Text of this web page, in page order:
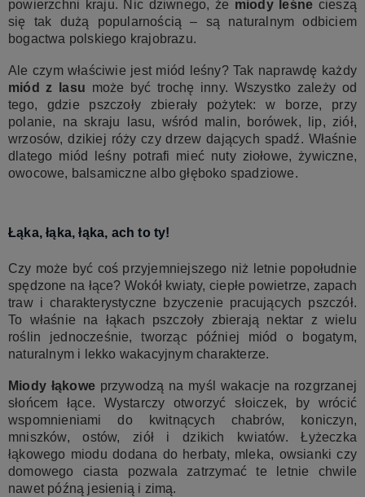
powierzchni kraju. Nic dziwnego, że miody leśne cieszą
się tak dużą popularnością – są naturalnym odbiciem
bogactwa polskiego krajobrazu.
Ale czym właściwie jest miód leśny? Tak naprawdę każdy
miód z lasu może być trochę inny. Wszystko zależy od
tego, gdzie pszczoły zbierały pożytek: w borze, przy
polanie, na skraju lasu, wśród malin, borówek, lip, ziół,
wrzosów, dzikiej róży czy drzew dających spadź. Właśnie
dlatego miód leśny potrafi mieć nuty ziołowe, żywiczne,
owocowe, balsamiczne albo głęboko spadziowe.
Łąka, łąka, łąka, ach to ty!
Czy może być coś przyjemniejszego niż letnie popołudnie
spędzone na łące? Wokół kwiaty, ciepłe powietrze, zapach
traw i charakterystyczne bzyczenie pracujących pszczół.
To właśnie na łąkach pszczoły zbierają nektar z wielu
roślin jednocześnie, tworząc później miód o bogatym,
naturalnym i lekko wakacyjnym charakterze.
Miody łąkoweprzywodzą na myśl wakacje na rozgrzanej
słońcem łące. Wystarczy otworzyć słoiczek, by wrócić
wspomnieniami do kwitnących chabrów, koniczyn,
mniszków, ostów, ziół i dzikich kwiatów. Łyżeczka
łąkowego miodu dodana do herbaty, mleka, owsianki czy
domowego ciasta pozwala zatrzymać te letnie chwile
nawet późną jesienią i zimą.